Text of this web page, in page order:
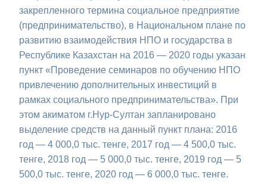
закрепленного термина социальное предприятие
(предпринимательство), в Национальном плане по
развитию взаимодействия НПО и государства в
Республике Казахстан на 2016 — 2020 годы указан
пункт «Проведение семинаров по обучению НПО
привлечению дополнительных инвестиций в
рамках социального предпринимательства». При
этом акиматом г.Нур-Султан запланировано
выделение средств на данный пункт плана: 2016
год — 4 000,0 тыс. тенге, 2017 год — 4 500,0 тыс.
тенге, 2018 год — 5 000,0 тыс. тенге, 2019 год — 5
500,0 тыс. тенге, 2020 год — 6 000,0 тыс. тенге.